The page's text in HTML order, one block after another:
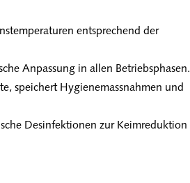
entsprechend der
Anpassung in allen Betriebsphasen.
speichert Hygienemassnahmen und
Desinfektionen zur Keimreduktion